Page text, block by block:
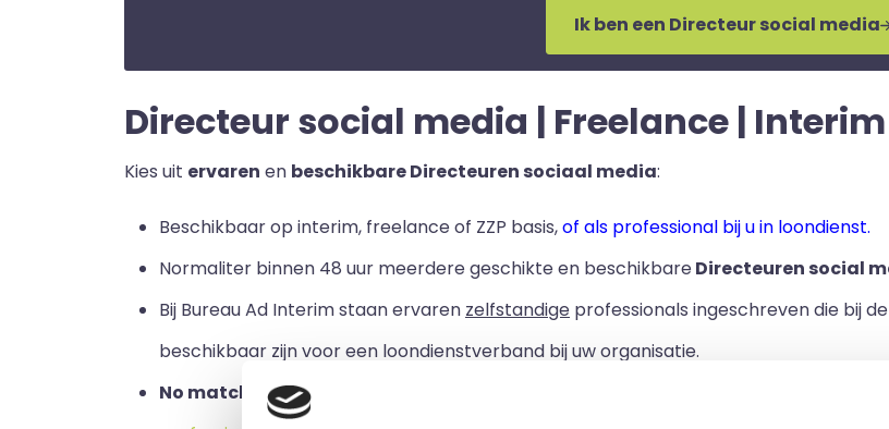
Ik ben een Directeur social media
Directeur social media | Freelance | Interim
Kies uit ervaren en beschikbare Directeuren sociaal media:
Beschikbaar op interim, freelance of ZZP basis,of als professional bij u in loondienst.
Normaliter binnen 48 uur meerdere geschikte en beschikbareDirecteuren social
Bij Bureau Ad Interim staan ervaren zelfstandige professionals ingeschreven die bij de
beschikbaar zijn voor een loondienstverband bij uw organisatie.
No match no pay: